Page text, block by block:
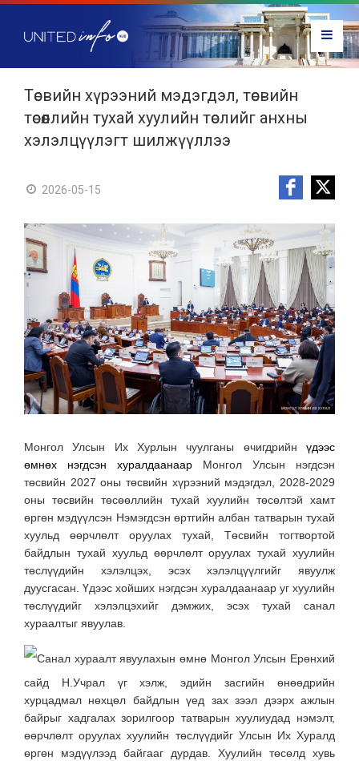
Төсвийн хүрээний мэдэгдэл, төсвийн
төсөөллийн тухай хуулийн төслийг анхны
хэлэлцүүлэгт шилжүүллээ
2026-05-15
Монгол Улсын Их Хурлын чуулганы өчигдрийн үдээс
өмнөх нэгдсэн хуралдаанаар Монгол Улсын нэгдсэн
төсвийн 2027 оны төсвийн хүрээний мэдэгдэл, 2028-2029
оны төсвийн төсөөллийн тухай хуулийн төсөлтэй хамт
өргөн мэдүүлсэн Нэмэгдсэн өртгийн албан татварын тухай
хуульд өөрчлөлт оруулах тухай, Төсвийн тогтвортой
байдлын тухай хуульд өөрчлөлт оруулах тухай хуулийн
төслүүдийн хэлэлцэх, эсэх хэлэлцүүлгийг явуулж
дуусгасан. Үдээс хойших нэгдсэн хуралдаанаар уг хуулийн
төслүүдийг хэлэлцэхийг дэмжих, эсэх тухай санал
хураалтыг явуулав.
Санал хураалт явуулахын өмнө Монгол Улсын Ерөнхий
сайд Н.Учрал үг хэлж, эдийн засгийн өнөөдрийн
хурцадмал нөхцөл байдлын үед зах зээл дээрх ажлын
байрыг хадгалах зорилгоор татварын хуулиудад нэмэлт,
өөрчлөлт оруулах хуулийн төслүүдийг Улсын Их Хуралд
өргөн мэдүүлээд байгааг дурдав. Хуулийн төсөлд хувь